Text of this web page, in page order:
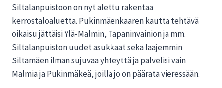
Siltalanpuistoon on nyt alettu rakentaa
kerrostaloaluetta. Pukinmäenkaaren kautta tehtävä
oikaisu jättäisi Ylä-Malmin, Tapaninvainion ja mm.
Siltalanpuiston uudet asukkaat sekä laajemmin
Siltamäen ilman sujuvaa yhteyttä ja palvelisi vain
Malmia ja Pukinmäkeä, joilla jo on päärata vieressään.